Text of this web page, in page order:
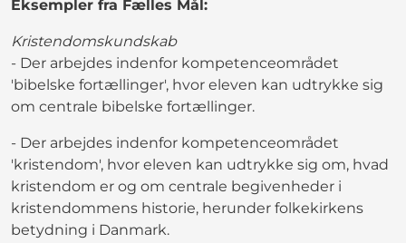
Eksempler fra Fælles Mål:
Kristendomskundskab
- Der arbejdes indenfor kompetenceområdet
'bibelske fortællinger', hvor eleven kan udtrykke sig
om centrale bibelske fortællinger.
- Der arbejdes indenfor kompetenceområdet
'kristendom', hvor eleven kan udtrykke sig om, hvad
kristendom er og om centrale begivenheder i
kristendommens historie, herunder folkekirkens
betydning i Danmark.